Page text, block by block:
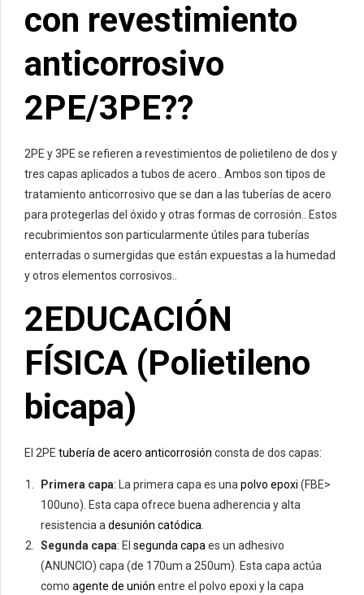
con revestimiento
anticorrosivo
2PE/3PE??
2PE y 3PE se refieren a revestimientos de polietileno de dos y
tres capas aplicados a tubos de acero.. Ambos son tipos de
tratamiento anticorrosivo que se dan a las tuberías de acero
para protegerlas del óxido y otras formas de corrosión.. Estos
recubrimientos son particularmente útiles para tuberías
enterradas o sumergidas que están expuestas a la humedad
y otros elementos corrosivos..
2EDUCACIÓN
FÍSICA (Polietileno
bicapa)
El 2PE tubería de acero anticorrosión consta de dos capas:
Primera capa: La primera capa es una polvo epoxi (FBE>
100uno). Esta capa ofrece buena adherencia y alta
resistencia a desunión catódica
Segunda capa: El segunda capa es un adhesivo
(ANUNCIO) capa (de 170um a 250um). Esta capa actúa
como agente de unión entre el polvo epoxi y la capa